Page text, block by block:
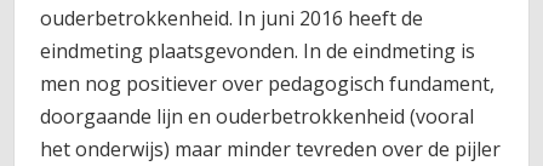
ouderbetrokkenheid. In juni 2016 heeft de
eindmeting plaatsgevonden. In de eindmeting is
men nog positiever over pedagogisch fundament,
doorgaande lijn en ouderbetrokkenheid (vooral
het onderwijs) maar minder tevreden over de pijler